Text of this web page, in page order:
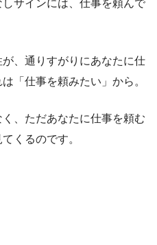
サインには、仕事を頼んで
、通りすがりにあなたに仕
「仕事を頼みたい」から。
、ただあなたに仕事を頼む
くるのです。